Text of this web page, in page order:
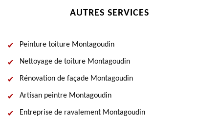
AUTRES SERVICES
Peinture toiture Montagoudin
Nettoyage de toiture Montagoudin
Rénovation de façade Montagoudin
Artisan peintre Montagoudin
Entreprise de ravalement Montagoudin